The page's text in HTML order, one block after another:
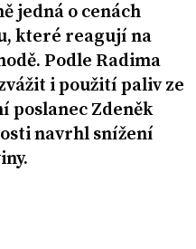
jedná o cenách
které reagují na
Podle Radima
i použití paliv ze
poslanec Zdeněk
navrhl snížení